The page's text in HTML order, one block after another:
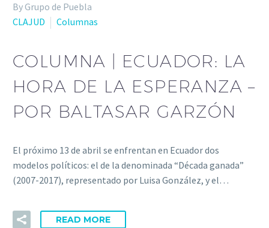
By Grupo de Puebla
CLAJUD
Columnas
COLUMNA | ECUADOR: LA
HORA DE LA ESPERANZA –
POR BALTASAR GARZÓN
El próximo 13 de abril se enfrentan en Ecuador dos
modelos políticos: el de la denominada “Década ganada”
(2007-2017), representado por Luisa González, y el…
READ MORE